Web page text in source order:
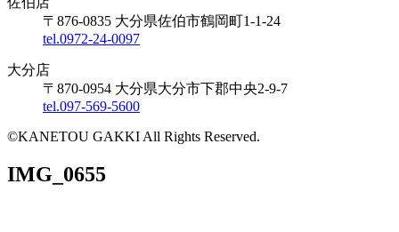
〒876-0835 大分県佐伯市鶴岡町1-1-24
tel.0972-24-0097
大分店
〒870-0954 大分県大分市下郡中央2-9-7
tel.097-569-5600
©KANETOU GAKKI All Rights Reserved.
IMG_0655